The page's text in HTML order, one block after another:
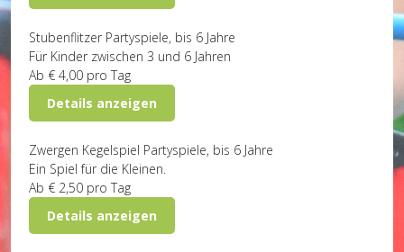
Stubenflitzer Partyspiele, bis 6 Jahre
Für Kinder zwischen 3 und 6 Jahren
Ab € 4,00 pro Tag
Details anzeigen
Zwergen Kegelspiel Partyspiele, bis 6 Jahre
Ein Spiel für die Kleinen.
Ab € 2,50 pro Tag
Details anzeigen